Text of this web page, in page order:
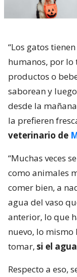
“Los gatos
humanos, por lo
productos o
saborean y
desde la
la prefieren
veterinario de
“Muchas veces
como animales
comer bien, a
agua del vaso
anterior, lo que
nuevo, lo mismo
tomar, si el
Respecto a eso,